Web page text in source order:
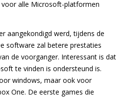
aangekondigd werd, tijdens de
software zal betere prestaties
de voorganger. Interessant is dat
te vinden is ondersteund is.
windows, maar ook voor
One. De eerste games die